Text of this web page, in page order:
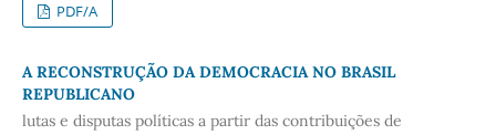
PDF/A
A RECONSTRUÇÃO DA DEMOCRACIA NO BRASIL
REPUBLICANO
lutas e disputas políticas a partir das contribuições de